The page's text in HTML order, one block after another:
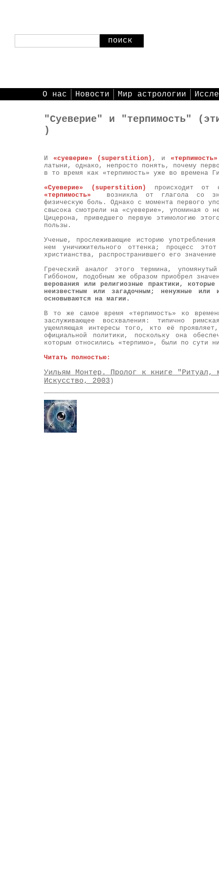
поиск
О нас Новости Мир астрологии
"Суеверие" и "терпимость"
)
И «суеверие» ( superstition ) , и
латыни, однако, непросто понять, почему
в то время как «терпимость» уже во времена
«Суеверие» ( superstition )
происходит от
«терпимость»
возникла от глагола со
физическую боль. Однако с момента первого
свысока смотрели на «суеверие», упоминая о
Цицерона, приведшего первую этимологию
пользы.
Ученые, прослеживающие историю
нем уничижительного оттенка; процесс
христианства, распространившего его
Греческий аналог этого термина,
Гиббоном, подобным же образом приобрел
верования или религиозные практики,
неизвестным или загадочным; ненужные
основываются на магии.
В то же самое время «терпимость» ко
заслуживающее восхваления: типично
ущемляющая интересы того, кто её
официальной политики, поскольку она
которым относились «терпимо», были по сути
Читать полностью:
Уильям Монтер. Пролог к книге
Искусство, 2003 )